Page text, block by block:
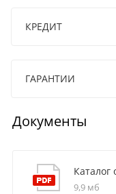
КРЕДИТ
ГАРАНТИИ
Документы
Каталог
9,9 мб